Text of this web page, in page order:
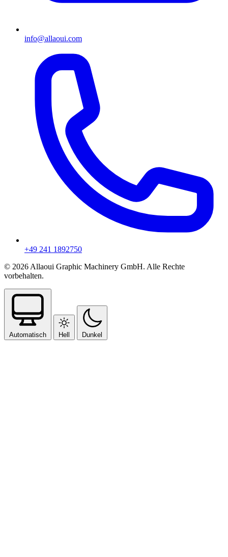
info@allaoui.com
+49 241 1892750
© 2026 Allaoui Graphic Machinery GmbH. Alle Rechte
vorbehalten.
Automatisch Hell Dunkel